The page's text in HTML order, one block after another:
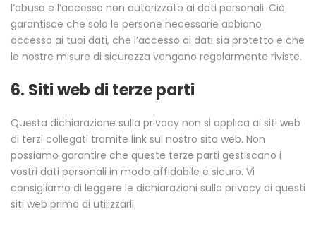
l’abuso e l’accesso non autorizzato ai dati personali. Ciò
garantisce che solo le persone necessarie abbiano
accesso ai tuoi dati, che l’accesso ai dati sia protetto e che
le nostre misure di sicurezza vengano regolarmente riviste.
6. Siti web di terze parti
Questa dichiarazione sulla privacy non si applica ai siti web
di terzi collegati tramite link sul nostro sito web. Non
possiamo garantire che queste terze parti gestiscano i
vostri dati personali in modo affidabile e sicuro. Vi
consigliamo di leggere le dichiarazioni sulla privacy di questi
siti web prima di utilizzarli.